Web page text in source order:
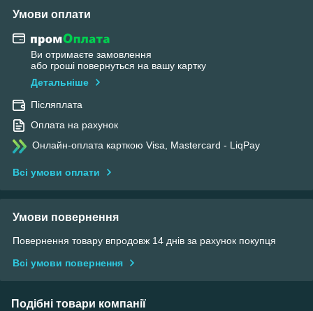
Умови оплати
Ви отримаєте замовлення
або гроші повернуться на вашу картку
Детальніше
Післяплата
Оплата на рахунок
Онлайн-оплата карткою Visa, Mastercard - LiqPay
Всі умови оплати
Умови повернення
Повернення товару впродовж 14 днів за рахунок покупця
Всі умови повернення
Подібні товари компанії